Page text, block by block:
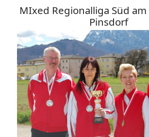
MIxed Regionalliga Süd
Pinsdorf